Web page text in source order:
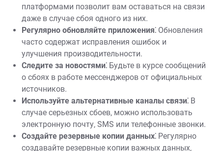
платформами позволит вам оставаться на связи
даже в случае сбоя одного из них.
Регулярно обновляйте приложения⁚ Обновления
часто содержат исправления ошибок и
улучшения производительности.
Следите за новостями⁚ Будьте в курсе сообщений
о сбоях в работе мессенджеров от официальных
источников.
Используйте альтернативные каналы связи⁚ В
случае серьезных сбоев‚ можно использовать
электронную почту‚ SMS или телефонные звонки.
Создайте резервные копии данных⁚ Регулярно
создавайте резервные копии важных данных‚